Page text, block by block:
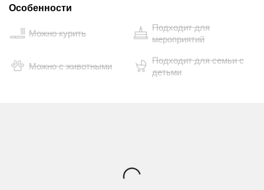
Особенности
Можно курить
Подходит для
мероприятий
Можно с животными
Подходит для семьи с
детьми